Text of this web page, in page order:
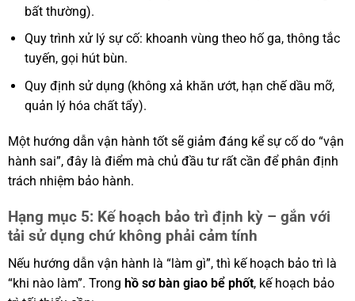
bất thường).
Quy trình xử lý sự cố: khoanh vùng theo hố ga, thông tắc
tuyến, gọi hút bùn.
Quy định sử dụng (không xả khăn ướt, hạn chế dầu mỡ,
quản lý hóa chất tẩy).
Một hướng dẫn vận hành tốt sẽ giảm đáng kể sự cố do “vận
hành sai”, đây là điểm mà chủ đầu tư rất cần để phân định
trách nhiệm bảo hành.
Hạng mục 5: Kế hoạch bảo trì định kỳ – gắn với
tải sử dụng chứ không phải cảm tính
Nếu hướng dẫn vận hành là “làm gì”, thì kế hoạch bảo trì là
“khi nào làm”. Trong hồ sơ bàn giao bể phốt, kế hoạch bảo